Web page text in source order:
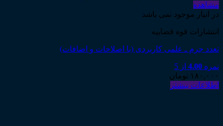
مشاهده
در انبار موجود نمی باشد
انتشارات قوه قضاییه
تعدد جرم ـ علمی کاربردی (با اصلاحات و اضافات)
نمره 4.00 از 5
۱۸۰,۰۰۰ تومان
اطلاعات بیشتر